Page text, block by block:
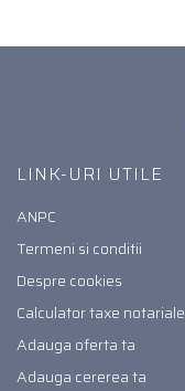
LINK-URI UTILE
ANPC
Termeni si conditii
Despre cookies
Calculator taxe notariale
Adauga oferta ta
Adauga cererea ta